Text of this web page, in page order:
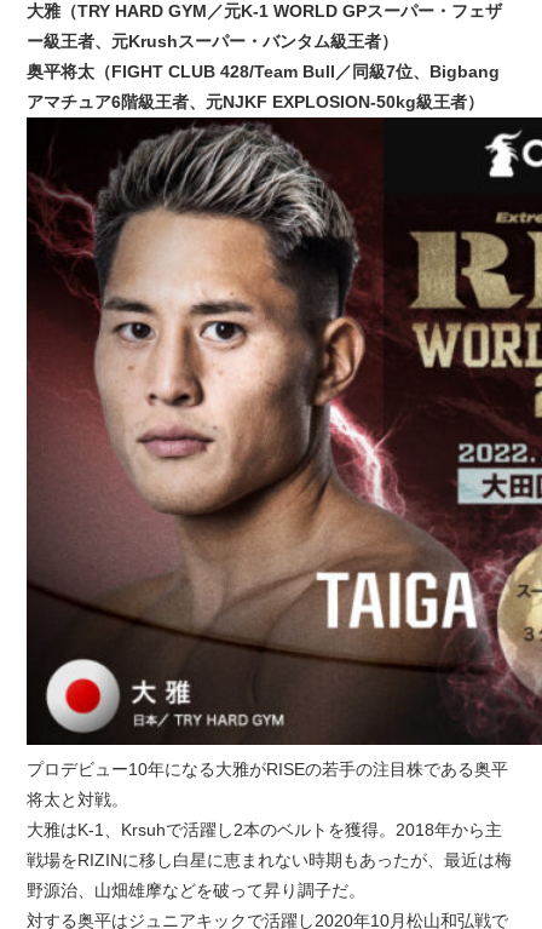
大雅（TRY HARD GYM／元K-1 WORLD GPスーパー・フェザ
ー級王者、元Krushスーパー・バンタム級王者）
奥平将太（FIGHT CLUB 428/Team Bull／同級7位、Bigbang
アマチュア6階級王者、元NJKF EXPLOSION-50kg級王者）
プロデビュー10年になる大雅がRISEの若手の注目株である奥平
将太と対戦。
大雅はK-1、Krsuhで活躍し2本のベルトを獲得。2018年から主
戦場をRIZINに移し白星に恵まれない時期もあったが、最近は梅
野源治、山畑雄摩などを破って昇り調子だ。
対する奥平はジュニアキックで活躍し2020年10月松山和弘戦で